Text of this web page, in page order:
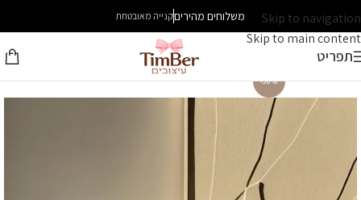
Skip to navigation
Skip to main content
משלוחים מהיריםקנייה מאובטחת
תפריט
-30%